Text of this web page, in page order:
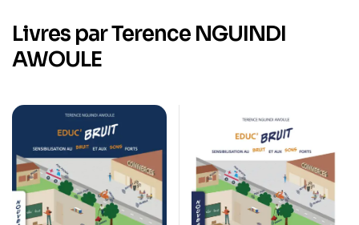
Livres par Terence NGUINDI
AWOULE